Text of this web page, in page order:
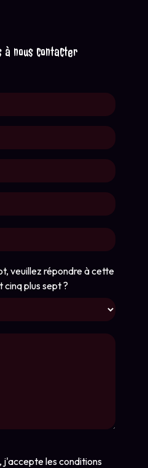
à nous contacter
veuillez répondre à cette
plus sept ?
j'accepte les conditions